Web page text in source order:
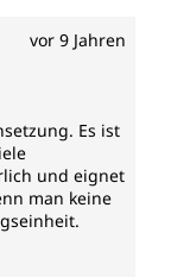
vor 9 Jahren
5 Sternen
Es ist
und eignet
man keine